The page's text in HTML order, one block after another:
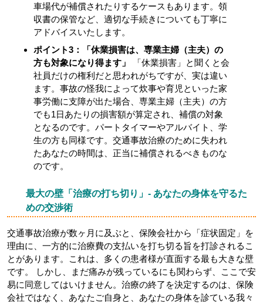
車場代が補償されたりするケースもあります。領
収書の保管など、適切な手続きについても丁寧に
アドバイスいたします。
ポイント3：「休業損害は、専業主婦（主夫）の
方も対象になり得ます」
「休業損害」と聞くと会
社員だけの権利だと思われがちですが、実は違い
ます。事故の怪我によって炊事や育児といった家
事労働に支障が出た場合、専業主婦（主夫）の方
でも1日あたりの損害額が算定され、補償の対象
となるのです。パートタイマーやアルバイト、学
生の方も同様です。交通事故治療のために失われ
たあなたの時間は、正当に補償されるべきものな
のです。
最大の壁「治療の打ち切り」- あなたの身体を守るた
めの交渉術
交通事故治療が数ヶ月に及ぶと、保険会社から「症状固定」を
理由に、一方的に治療費の支払いを打ち切る旨を打診されるこ
とがあります。これは、多くの患者様が直面する最も大きな壁
です。 しかし、まだ痛みが残っているにも関わらず、ここで安
易に同意してはいけません。治療の終了を決定するのは、保険
会社ではなく、あなたご自身と、あなたの身体を診ている我々